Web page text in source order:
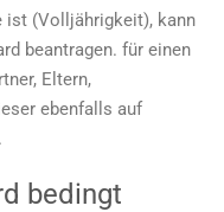
ist (Volljährigkeit), kann
beantragen. für einen
Eltern,
ebenfalls auf
bedingt